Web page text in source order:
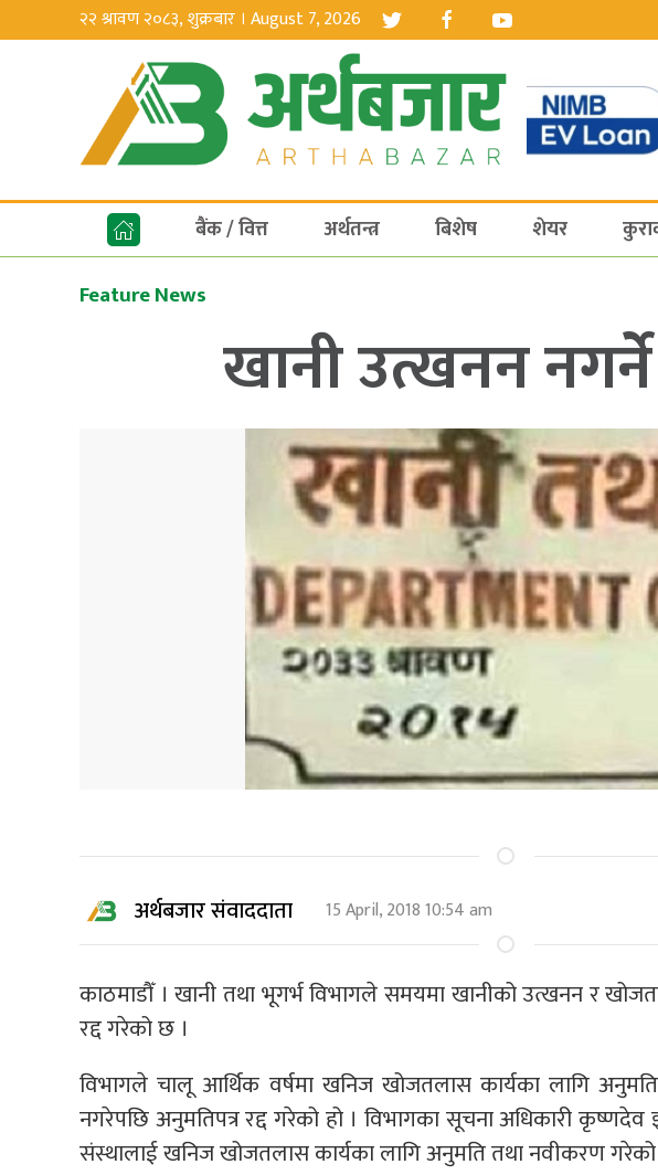
२२ श्रावण २०८३, शुक्रबार । August 7, 2026
बैंक / वित्त अर्थतन्त्र बिशेष शेयर
Feature News
खानी उत्खनन नगर्ने
अर्थबजार संवाददाता 15 April, 2018 10:54 am
काठमाडौँ । खानी तथा भूगर्भ विभागले समयमा खानीको उत्खनन र
रद्द गरेको छ ।
विभागले चालू आर्थिक वर्षमा खनिज खोजतलास कार्यका लागि
नगरेपछि अनुमतिपत्र रद्द गरेको हो । विभागका सूचना अधिकारी
संस्थालाई खनिज खोजतलास कार्यका लागि अनुमति तथा नवीकरण गरेको